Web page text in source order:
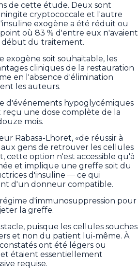
de cette étude. Deux sont
cryptococcale et l'autre
exogène a été réduit ou
où 83 % d'entre eux n'avaient
début du traitement.
exogène soit souhaitable, les
cliniques de la restauration
en l'absence d'élimination
les auteurs.
d'événements hypoglycémiques
reçu une dose complète de la
mois.
Rabasa-Lhoret, «de réussir à
gens de retrouver les cellules
cette option n'est accessible qu'à
et implique une greffe soit du
d'insuline ― ce qui
d'un donneur compatible.
d'immunosuppression pour
la greffe.
puisque les cellules souches
et non du patient lui-même. À
ont été légers ou
étaient essentiellement
requise.